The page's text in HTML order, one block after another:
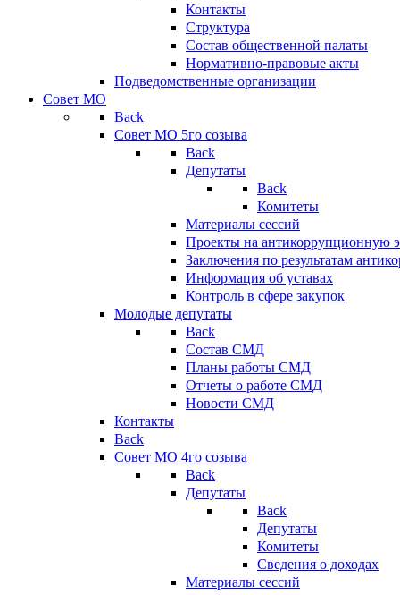
Контакты
Структура
Состав общественной палаты
Нормативно-правовые акты
Подведомственные организации
Совет МО
Back
Совет МО 5го созыва
Back
Депутаты
Back
Комитеты
Материалы сессий
Проекты на антикоррупционную
Заключения по результатам
Информация об уставах
Контроль в сфере закупок
Молодые депутаты
Back
Состав СМД
Планы работы СМД
Отчеты о работе СМД
Новости СМД
Контакты
Back
Совет МО 4го созыва
Back
Депутаты
Back
Депутаты
Комитеты
Сведения о доходах
Материалы сессий